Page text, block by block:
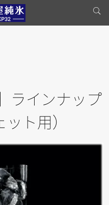
ラインナップ
ット用）